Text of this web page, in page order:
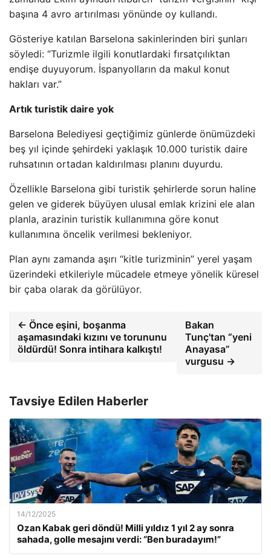
başına 4 avro artırılması yönünde oy kullandı.
Gösteriye katılan Barselona sakinlerinden biri şunları
söyledi: “Turizmle ilgili konutlardaki fırsatçılıktan
endişe duyuyorum. İspanyolların da makul konut
hakları var.”
Artık turistik daire yok
Barselona Belediyesi geçtiğimiz günlerde önümüzdeki
beş yıl içinde şehirdeki yaklaşık 10.000 turistik daire
ruhsatının ortadan kaldırılması planını duyurdu.
Özellikle Barselona gibi turistik şehirlerde sorun haline
gelen ve giderek büyüyen ulusal emlak krizini ele alan
planla, arazinin turistik kullanımına göre konut
kullanımına öncelik verilmesi bekleniyor.
Plan aynı zamanda aşırı “kitle turizminin” yerel yaşam
üzerindeki etkileriyle mücadele etmeye yönelik küresel
bir çaba olarak da görülüyor.
← Önce eşini, boşanma
aşamasındaki kızını ve torununu
öldürdü! Sonra intihara kalkıştı!
Bakan
Tunç'tan “yeni
Anayasa”
vurgusu →
Tavsiye Edilen Haberler
14/12/2025
Ozan Kabak geri döndü! Milli yıldız 1 yıl 2 ay sonra
sahada, golle mesajını verdi: “Ben buradayım!”